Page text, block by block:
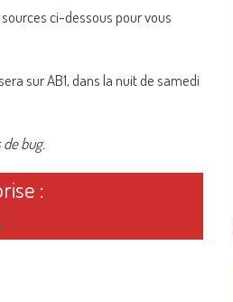
ci-dessous pour vous
sur AB1, dans la nuit de samedi
bug.
: